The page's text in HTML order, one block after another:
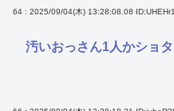
64 : 2025/09/04(木) 13:28:08.08
汚いおっさん1人かショ